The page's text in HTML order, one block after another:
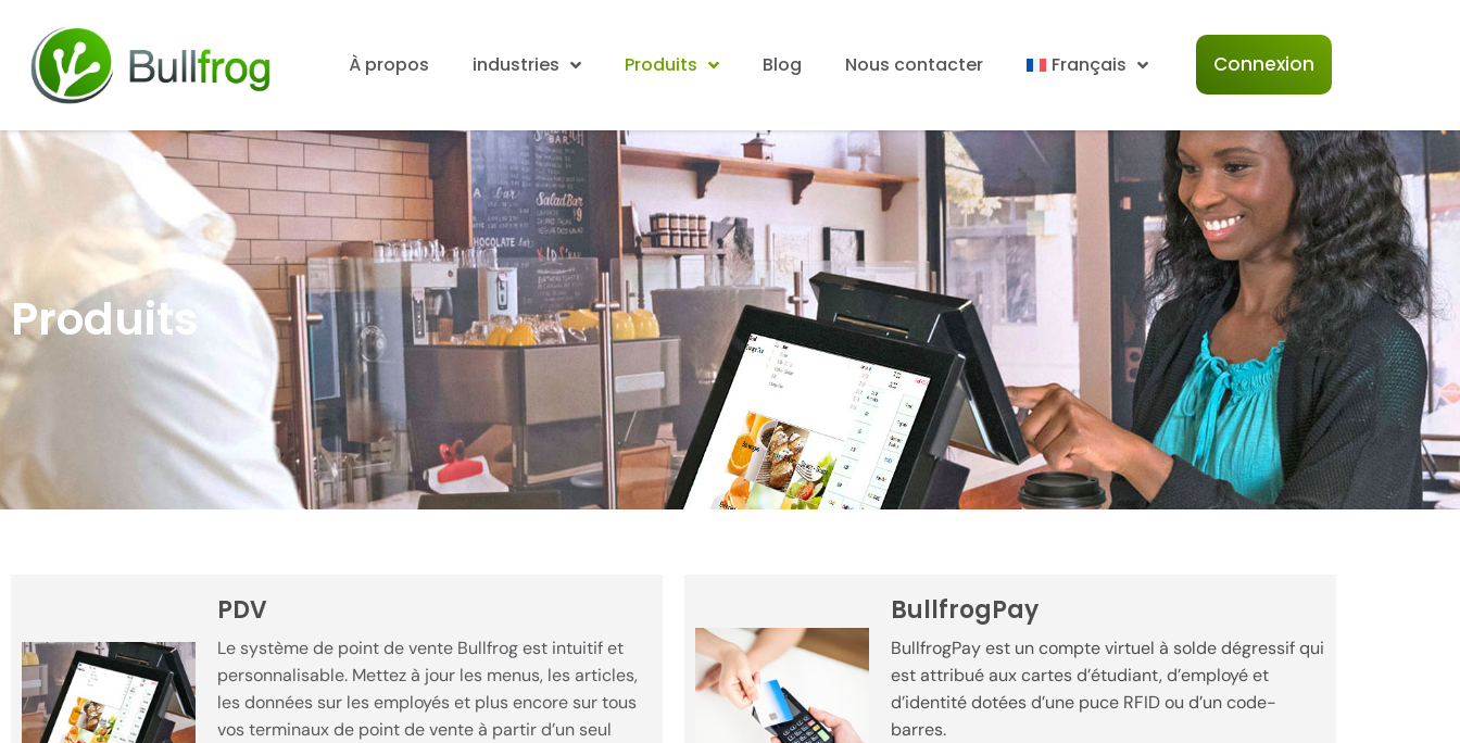
À propos industries Produits Blog Nous contacter Français Connexion
Produits
PDV
Le système de point de vente Bullfrog est intuitif et
personnalisable. Mettez à jour les menus, les articles,
les données sur les employés et plus encore sur tous
vos terminaux de point de vente à partir d’un seul
BullfrogPay
BullfrogPay est un compte virtuel à solde dégressif qui
est attribué aux cartes d’étudiant, d’employé et
d’identité dotées d’une puce RFID ou d’un code-
barres.